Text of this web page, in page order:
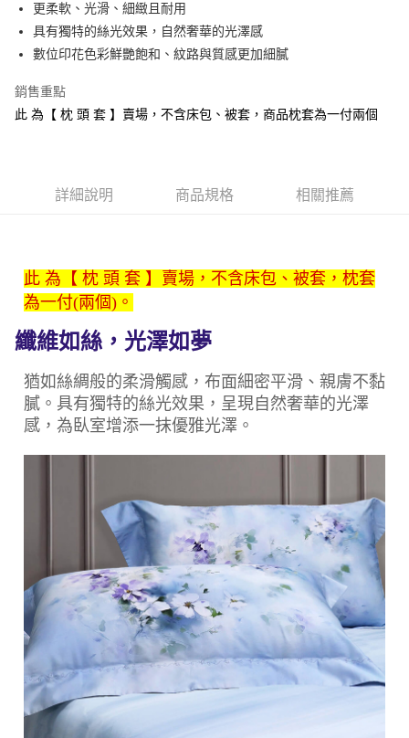
國泰世華商業銀行
臺灣中小企業銀行
台中商業銀行
匯豐（台灣）商業銀行
華泰商業銀行
聯邦商業銀行
遠東國際商業銀行
元大商業銀行
台新國際商業銀行
中國信託商業銀行
上海商業儲蓄銀行
國泰世華商業銀行
兆豐國際商業銀行
臺灣中小企業銀行
台中商業銀行
聯邦商業銀行
元大商業銀行
永豐商業銀行
Apple Pay
悠遊付
Google Pay
全盈+PAY
運送方式
付款後門市自取(待系統通知後才可取貨)
每筆NT$150，滿NT$1,399(含以上)免運費
更柔軟、光滑、細緻且耐用
具有獨特的絲光效果，自然奢華的光澤感
數位印花色彩鮮艷飽和、紋路與質感更加細膩
銷售重點
此 為【 枕 頭 套 】賣場，不含床包、被套，商品枕套為一付兩個
詳細說明 商品規格 相關推薦
此 為【 枕 頭 套 】賣場，不含床包、被套，枕套
為一付(兩個)。
纖維如絲，光澤如夢
猶如絲綢般的柔滑觸感，布面細密平滑、親膚不黏
膩。具有獨特的絲光效果，呈現自然奢華的光澤
感，為臥室增添一抹優雅光澤。